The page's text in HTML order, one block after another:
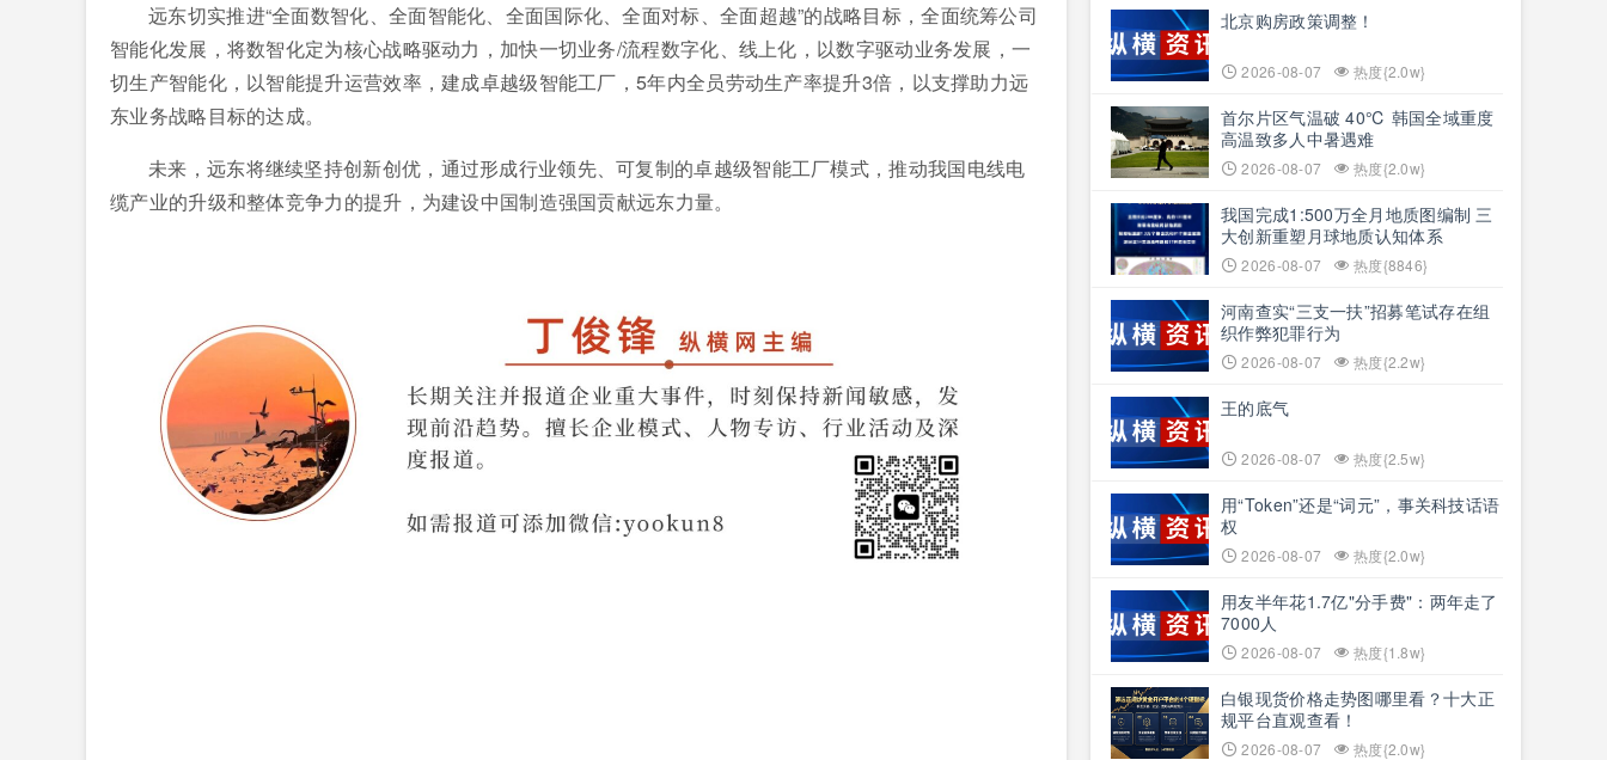
远东切实推进“全面数智化、全面智能化、全面国际化、全面对标、全面超越”的战略目标，全面统筹公司
智能化发展，将数智化定为核心战略驱动力，加快一切业务/流程数字化、线上化，以数字驱动业务发展，一
切生产智能化，以智能提升运营效率，建成卓越级智能工厂，5年内全员劳动生产率提升3倍，以支撑助力远
东业务战略目标的达成。
未来，远东将继续坚持创新创优，通过形成行业领先、可复制的卓越级智能工厂模式，推动我国电线电
缆产业的升级和整体竞争力的提升，为建设中国制造强国贡献远东力量。
北京购房政策调整！
2026-08-07 热度{2.0w}
首尔片区气温破 40℃ 韩国全域重度
高温致多人中暑遇难
2026-08-07 热度{2.0w}
我国完成1:500万全月地质图编制 三
大创新重塑月球地质认知体系
2026-08-07 热度{8846}
河南查实“三支一扶”招募笔试存在组
织作弊犯罪行为
2026-08-07 热度{2.2w}
王的底气
2026-08-07 热度{2.5w}
用“Token”还是“词元”，事关科技话语
权
2026-08-07 热度{2.0w}
用友半年花1.7亿"分手费"：两年走了
7000人
2026-08-07 热度{1.8w}
白银现货价格走势图哪里看？十大正
规平台直观查看！
2026-08-07 热度{2.0w}